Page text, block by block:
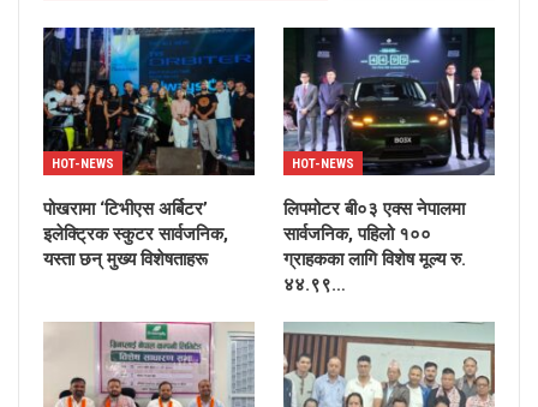
HOT-NEWS
पोखरामा ‘टिभीएस अर्बिटर’
इलेक्ट्रिक स्कुटर सार्वजनिक,
यस्ता छन् मुख्य विशेषताहरू
HOT-NEWS
लिपमोटर बी०३ एक्स नेपालमा
सार्वजनिक, पहिलो १००
ग्राहकका लागि विशेष मूल्य रु.
४४.९९…